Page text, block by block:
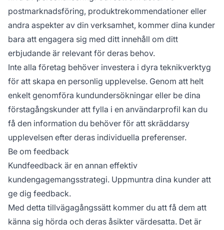
postmarknadsföring, produktrekommendationer eller
andra aspekter av din verksamhet, kommer dina kunder
bara att engagera sig med ditt innehåll om ditt
erbjudande är relevant för deras behov.
Inte alla företag behöver investera i dyra teknikverktyg
för att skapa en personlig upplevelse. Genom att helt
enkelt genomföra kundundersökningar eller be dina
förstagångskunder att fylla i en användarprofil kan du
få den information du behöver för att skräddarsy
upplevelsen efter deras individuella preferenser.
Be om feedback
Kundfeedback är en annan effektiv
kundengagemangsstrategi. Uppmuntra dina kunder att
ge dig feedback.
Med detta tillvägagångssätt kommer du att få dem att
känna sig hörda och deras åsikter värdesatta. Det är